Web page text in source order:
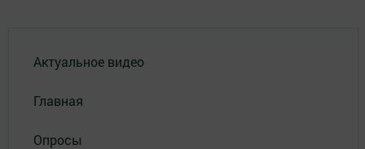
Актуальное видео
Главная
Опросы